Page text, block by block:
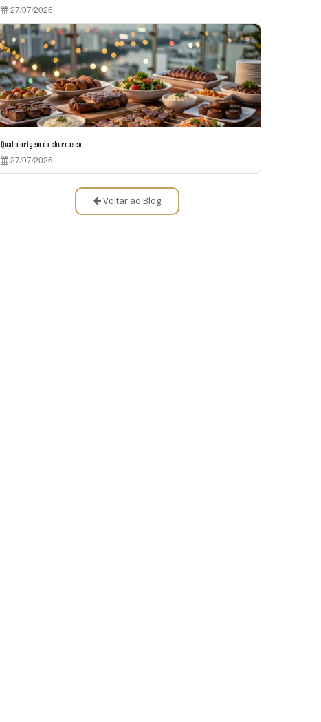
27/07/2026
Qual a origem do churrasco
27/07/2026
Voltar ao Blog